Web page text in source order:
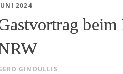
2024
GINDULLIS